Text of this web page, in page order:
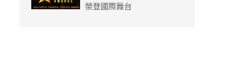
榮登國際舞台